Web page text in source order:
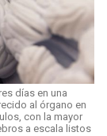
días en una
al órgano en
con la mayor
a escala listos